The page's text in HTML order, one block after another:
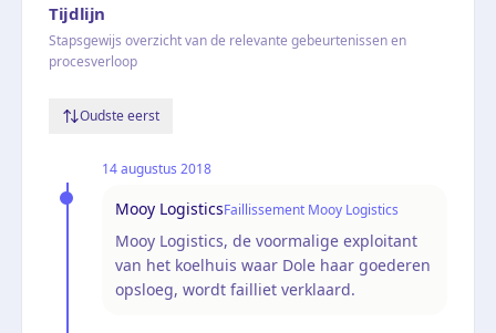
Tijdlijn
Stapsgewijs overzicht van de relevante gebeurtenissen en
procesverloop
Oudste eerst
14 augustus 2018
Mooy LogisticsFaillissement Mooy Logistics
Mooy Logistics, de voormalige exploitant
van het koelhuis waar Dole haar goederen
opsloeg, wordt failliet verklaard.